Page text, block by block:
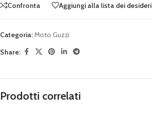
Confronta Aggiungi alla lista dei desideri
Categoria:Moto Guzzi
Share:
Prodotti correlati